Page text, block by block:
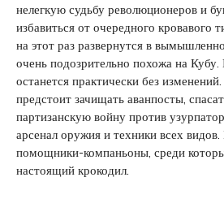
нелегкую судьбу революционеров и
избавиться от очередного кровавого
на этот раз развернутся в
очень подозрительно похожа на
останется практически без
предстоит зачищать аванпосты,
партизанскую войну против
арсенал оружия и техники всех
помощники-компаньоны, среди
настоящий крокодил.